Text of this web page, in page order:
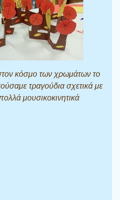
κόσμο των χρωμάτων το
τραγούδια σχετικά με
μουσικοκινητικά